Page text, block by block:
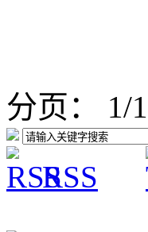
分页： 1/1
RSS